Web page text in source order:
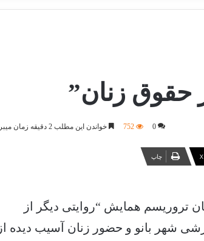
حقوق زنان”
0
752 خواندن این مطلب 2 دقیقه زمان میبرد
X چاپ
تروریسم همایش “روایتی دیگر از
شهر بانو و حضور زنان آسیب دیده از